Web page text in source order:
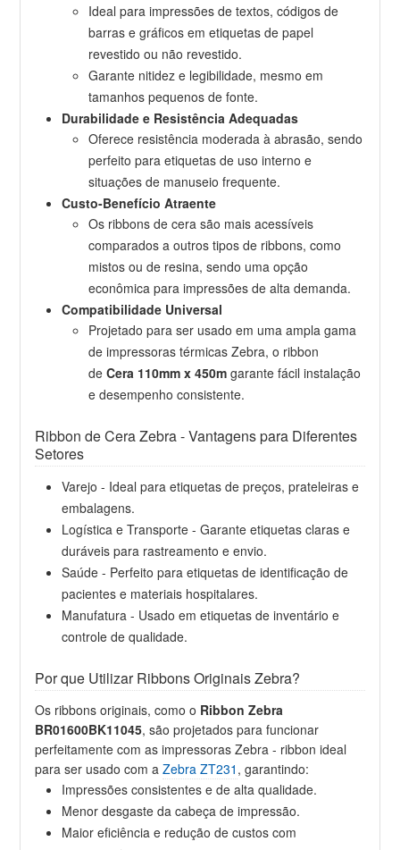
Ideal para impressões de textos, códigos de
barras e gráficos em etiquetas de papel
revestido ou não revestido.
Garante nitidez e legibilidade, mesmo em
tamanhos pequenos de fonte.
Durabilidade e Resistência Adequadas
Oferece resistência moderada à abrasão, sendo
perfeito para etiquetas de uso interno e
situações de manuseio frequente.
Custo-Benefício Atraente
Os ribbons de cera são mais acessíveis
comparados a outros tipos de ribbons, como
mistos ou de resina, sendo uma opção
econômica para impressões de alta demanda.
Compatibilidade Universal
Projetado para ser usado em uma ampla gama
de impressoras térmicas Zebra, o ribbon
deCera 110mm x 450m garante fácil instalação
e desempenho consistente.
Ribbon de Cera Zebra - Vantagens para Diferentes
Setores
Varejo - Ideal para etiquetas de preços, prateleiras e
embalagens.
Logística e Transporte - Garante etiquetas claras e
duráveis para rastreamento e envio.
Saúde - Perfeito para etiquetas de identificação de
pacientes e materiais hospitalares.
Manufatura - Usado em etiquetas de inventário e
controle de qualidade.
Por que Utilizar Ribbons Originais Zebra?
Os ribbons originais, como o Ribbon Zebra
BR01600BK11045, são projetados para funcionar
perfeitamente com as impressoras Zebra - ribbon ideal
para ser usado com aZebra ZT231 , garantindo:
Impressões consistentes e de alta qualidade.
Menor desgaste da cabeça de impressão.
Maior eficiência e redução de custos com